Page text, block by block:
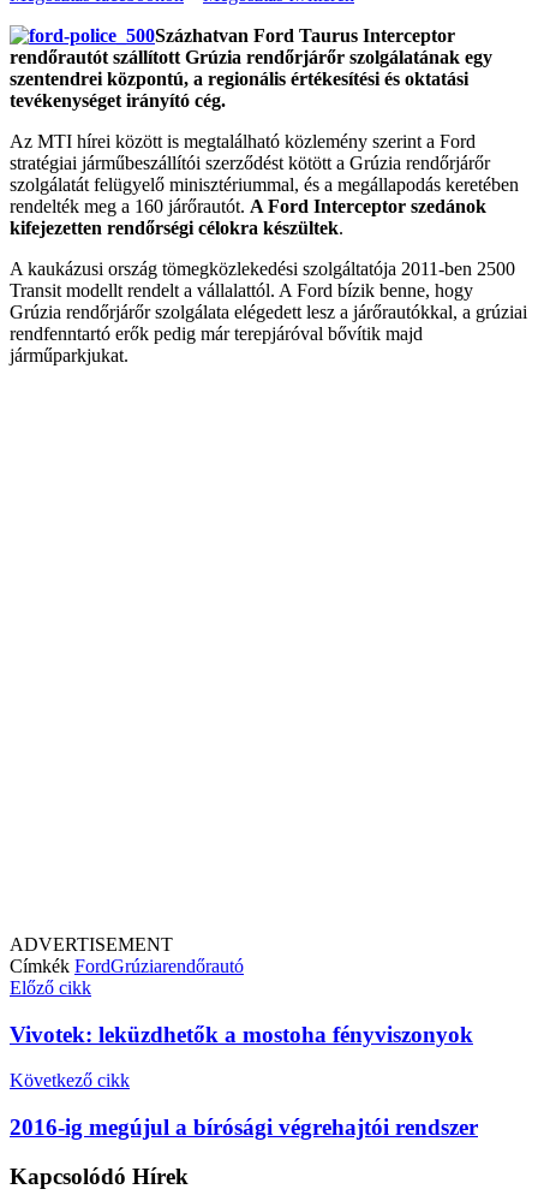
Százhatvan Ford Taurus Interceptor
rendőrautót szállított Grúzia rendőrjárőr szolgálatának egy
szentendrei központú, a regionális értékesítési és oktatási
tevékenységet irányító cég.
Az MTI hírei között is megtalálható közlemény szerint a Ford
stratégiai járműbeszállítói szerződést kötött a Grúzia rendőrjárőr
szolgálatát felügyelő minisztériummal, és a megállapodás keretében
rendelték meg a 160 járőrautót. A Ford Interceptor szedánok
kifejezetten rendőrségi célokra készültek.
A kaukázusi ország tömegközlekedési szolgáltatója 2011-ben 2500
Transit modellt rendelt a vállalattól. A Ford bízik benne, hogy
Grúzia rendőrjárőr szolgálata elégedett lesz a járőrautókkal, a grúziai
rendfenntartó erők pedig már terepjáróval bővítik majd
járműparkjukat.
ADVERTISEMENT
Címkék FordGrúziarendőrautó
Előző cikk
Vivotek: leküzdhetők a mostoha fényviszonyok
Következő cikk
2016-ig megújul a bírósági végrehajtói rendszer
Kapcsolódó Hírek